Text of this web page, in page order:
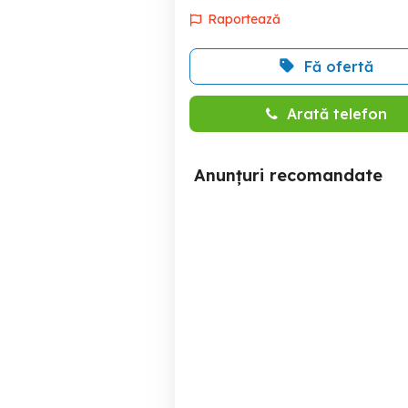
Raportează
Fă ofertă
Arată telefon
Anunțuri recomandate